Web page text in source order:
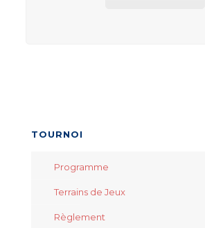
TOURNOI
Programme
Terrains de Jeux
Règlement